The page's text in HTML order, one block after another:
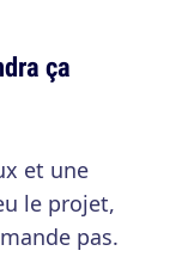
ça
et une
le projet,
pas.